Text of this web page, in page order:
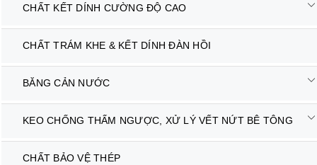
CHẤT KẾT DÍNH CƯỜNG ĐỘ CAO
CHẤT TRÁM KHE & KẾT DÍNH ĐÀN HỒI
BĂNG CẢN NƯỚC
KEO CHỐNG THẤM NGƯỢC, XỬ LÝ VẾT NỨT BÊ TÔNG
CHẤT BẢO VỆ THÉP